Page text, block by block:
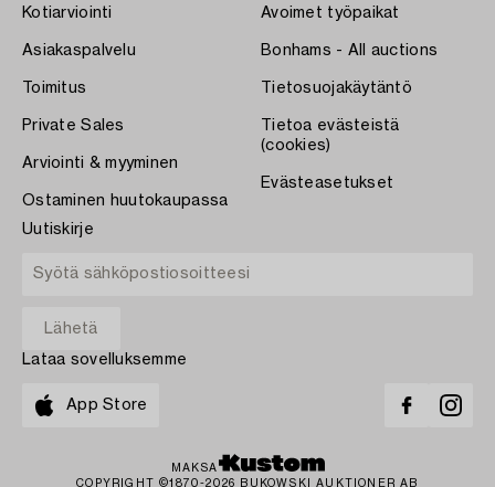
Kotiarviointi
Asiakaspalvelu
Toimitus
Private Sales
Arviointi & myyminen
Ostaminen huutokaupassa
Avoimet työpaikat
Bonhams - All auctions
Tietosuojakäytäntö
Tietoa evästeistä
(cookies)
Evästeasetukset
Uutiskirje
Lataa sovelluksemme
App Store
MAKSA
COPYRIGHT ©1870-2026 BUKOWSKI AUKTIONER AB